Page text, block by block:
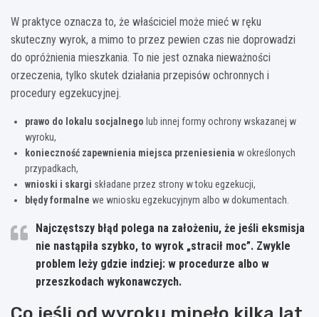
W praktyce oznacza to, że właściciel może mieć w ręku
skuteczny wyrok, a mimo to przez pewien czas nie doprowadzi
do opróżnienia mieszkania. To nie jest oznaka nieważności
orzeczenia, tylko skutek działania przepisów ochronnych i
procedury egzekucyjnej.
prawo do lokalu socjalnego lub innej formy ochrony wskazanej w
wyroku,
konieczność zapewnienia miejsca przeniesienia w określonych
przypadkach,
wnioski i skargi składane przez strony w toku egzekucji,
błędy formalne we wniosku egzekucyjnym albo w dokumentach.
Najczęstszy błąd polega na założeniu, że jeśli eksmisja
nie nastąpiła szybko, to wyrok „stracił moc”. Zwykle
problem leży gdzie indziej: w procedurze albo w
przeszkodach wykonawczych.